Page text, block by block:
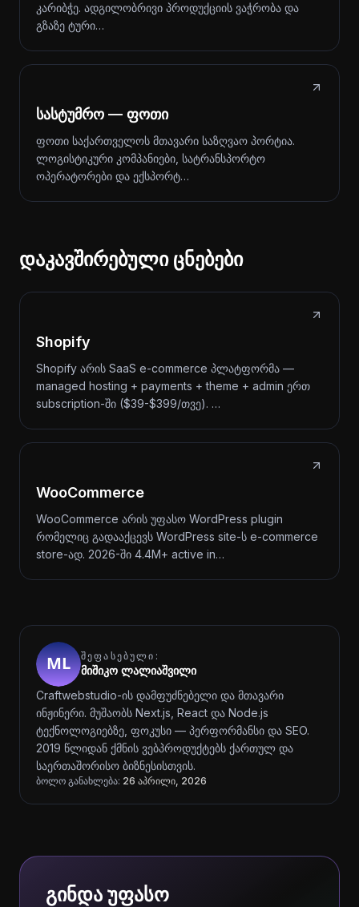
კარიბჭე. ადგილობრივი პროდუქციის ვაჭრობა და
გზაზე ტური…
სასტუმრო — ფოთი
ფოთი საქართველოს მთავარი საზღვაო პორტია.
ლოგისტიკური კომპანიები, სატრანსპორტო
ოპერატორები და ექსპორტ…
დაკავშირებული ცნებები
Shopify
Shopify არის SaaS e-commerce პლატფორმა —
managed hosting + payments + theme + admin ერთ
subscription-ში ($39-$399/თვე). …
WooCommerce
WooCommerce არის უფასო WordPress plugin
რომელიც გადააქცევს WordPress site-ს e-commerce
store-ად. 2026-ში 4.4M+ active in…
ᲨᲔᲤᲐᲡᲔᲑᲣᲚᲘ:
მიშიკო ლალიაშვილი
Craftwebstudio-ის დამფუძნებელი და მთავარი
ინჟინერი. მუშაობს Next.js, React და Node.js
ტექნოლოგიებზე, ფოკუსი — პერფორმანსი და SEO.
2019 წლიდან ქმნის ვებპროდუქტებს ქართულ და
საერთაშორისო ბიზნესისთვის.
ბოლო განახლება: 26 აპრილი, 2026
გინდა უფასო